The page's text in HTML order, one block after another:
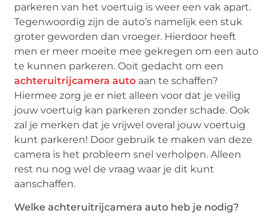
parkeren van het voertuig is weer een vak apart.
Tegenwoordig zijn de auto’s namelijk een stuk
groter geworden dan vroeger. Hierdoor heeft
men er meer moeite mee gekregen om een auto
te kunnen parkeren. Ooit gedacht om een
achteruitrijcamera auto aan te schaffen?
Hiermee zorg je er niet alleen voor dat je veilig
jouw voertuig kan parkeren zonder schade. Ook
zal je merken dat je vrijwel overal jouw voertuig
kunt parkeren! Door gebruik te maken van deze
camera is het probleem snel verholpen. Alleen
rest nu nog wel de vraag waar je dit kunt
aanschaffen.
Welke achteruitrijcamera auto heb je nodig?